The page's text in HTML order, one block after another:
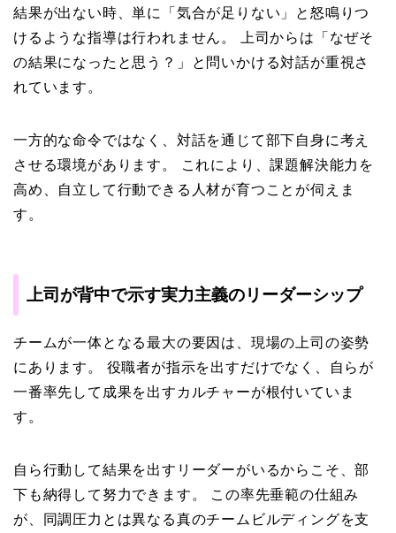
結果が出ない時、単に「気合が足りない」と怒鳴りつ
けるような指導は行われません。 上司からは「なぜそ
の結果になったと思う？」と問いかける対話が重視さ
れています。
一方的な命令ではなく、対話を通じて部下自身に考え
させる環境があります。 これにより、課題解決能力を
高め、自立して行動できる人材が育つことが伺えま
す。
上司が背中で示す実力主義のリーダーシップ
チームが一体となる最大の要因は、現場の上司の姿勢
にあります。 役職者が指示を出すだけでなく、自らが
一番率先して成果を出すカルチャーが根付いていま
す。
自ら行動して結果を出すリーダーがいるからこそ、部
下も納得して努力できます。 この率先垂範の仕組み
が、同調圧力とは異なる真のチームビルディングを支